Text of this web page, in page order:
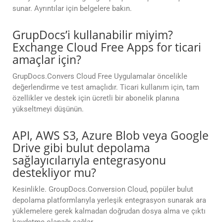
sunar. Ayrıntılar için belgelere bakın.
GrupDocs’i kullanabilir miyim?
Exchange Cloud Free Apps for ticari
amaçlar için?
GrupDocs.Convers Cloud Free Uygulamalar öncelikle
değerlendirme ve test amaçlıdır. Ticari kullanım için, tam
özellikler ve destek için ücretli bir abonelik planına
yükseltmeyi düşünün.
API, AWS S3, Azure Blob veya Google
Drive gibi bulut depolama
sağlayıcılarıyla entegrasyonu
destekliyor mu?
Kesinlikle. GroupDocs.Conversion Cloud, popüler bulut
depolama platformlarıyla yerleşik entegrasyon sunarak ara
yüklemelere gerek kalmadan doğrudan dosya alma ve çıktı